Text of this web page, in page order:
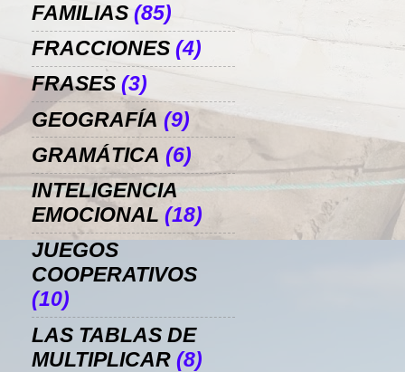
FAMILIAS (85)
FRACCIONES (4)
FRASES (3)
GEOGRAFÍA (9)
GRAMÁTICA (6)
INTELIGENCIA
EMOCIONAL (18)
JUEGOS
COOPERATIVOS
(10)
LAS TABLAS DE
MULTIPLICAR (8)